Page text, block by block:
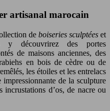
artisanal marocain
de boiseries sculptéeset
y découvrirez des portes
de maisons anciennes, des
en bois de cèdre ou de
les étoiles et les entrelacs
de la sculpture
incrustations d’os, de nacre ou